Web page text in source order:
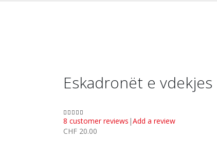
Eskadronët e vdekjes
5.00out of 5
8 customer reviews |Add a review
CHF 20.00